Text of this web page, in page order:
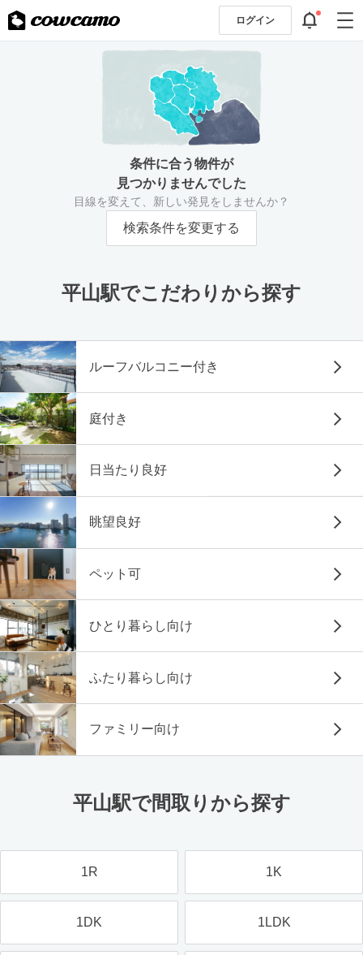
ログイン
条件に合う物件が
見つかりませんでした
目線を変えて、新しい発見をしませんか？
検索条件を変更する
平山駅でこだわりから探す
ルーフバルコニー付き
庭付き
日当たり良好
眺望良好
ペット可
ひとり暮らし向け
ふたり暮らし向け
ファミリー向け
平山駅で間取りから探す
1R 1K
1DK 1LDK